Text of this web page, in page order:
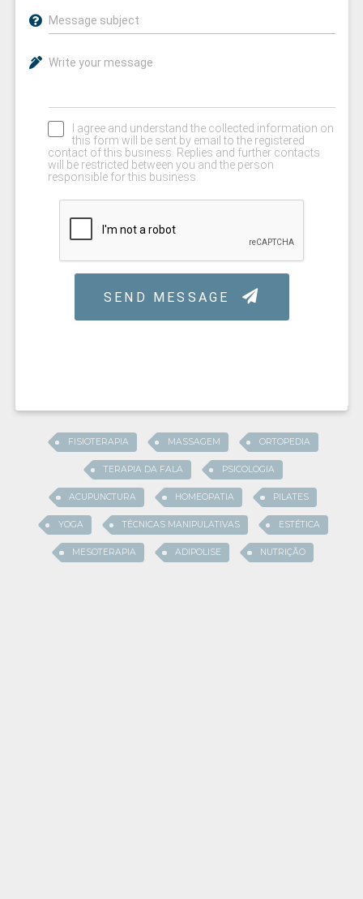
FISIOTERAPIA MASSAGEM ORTOPEDIA
TERAPIA DA FALA PSICOLOGIA
ACUPUNCTURA HOMEOPATIA PILATES
YOGA TÉCNICAS MANIPULATIVAS ESTÉTICA
MESOTERAPIA ADIPOLISE NUTRIÇÃO